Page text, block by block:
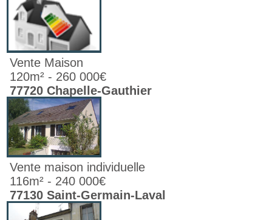
Vente Maison
120m² - 260 000€
77720 Chapelle-Gauthier
Vente maison individuelle
116m² - 240 000€
77130 Saint-Germain-Laval